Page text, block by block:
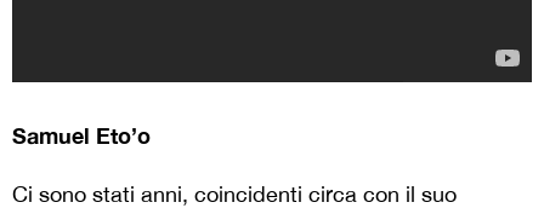
Samuel Eto’o
Ci sono stati anni, coincidenti circa con il suo